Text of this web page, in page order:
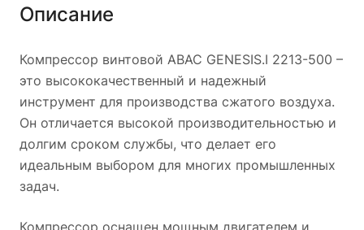
промышленности.
Описание
Компрессор винтовой ABAC GENESIS.I 2213-500 –
это высококачественный и надежный
инструмент для производства сжатого воздуха.
Он отличается высокой производительностью и
долгим сроком службы, что делает его
идеальным выбором для многих промышленных
задач.
Компрессор оснащен мощным двигателем и